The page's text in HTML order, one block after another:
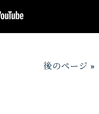
後のページ »